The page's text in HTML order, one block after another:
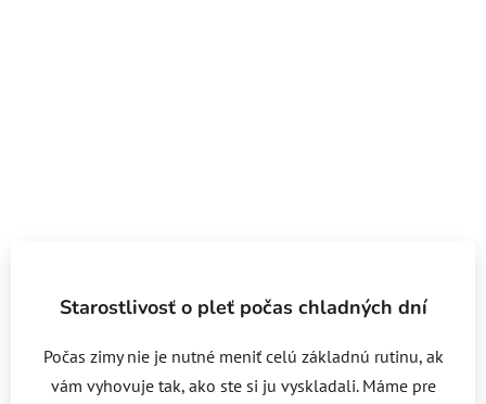
Starostlivosť o pleť počas chladných dní
Počas zimy nie je nutné meniť celú základnú rutinu, ak
vám vyhovuje tak, ako ste si ju vyskladali. Máme pre